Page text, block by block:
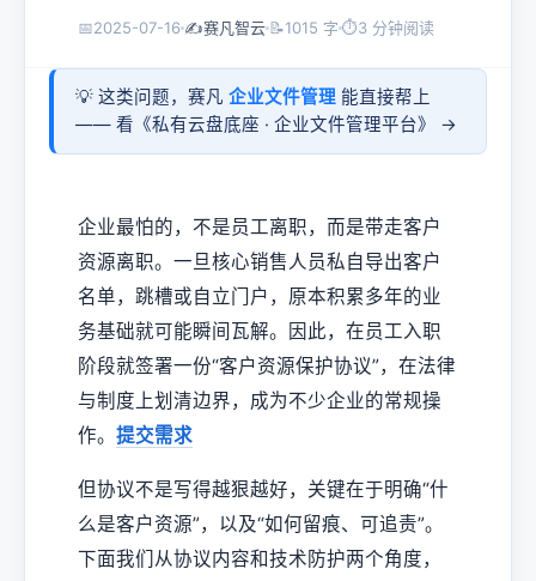
📅2025-07-16 ✍️赛凡智云 📝1015 字 ⏱3 分钟阅读
💡 这类问题，赛凡 企业文件管理 能直接帮上
—— 看《私有云盘底座 · 企业文件管理平台》 →
企业最怕的，不是员工离职，而是带走客户
资源离职。一旦核心销售人员私自导出客户
名单，跳槽或自立门户，原本积累多年的业
务基础就可能瞬间瓦解。因此，在员工入职
阶段就签署一份“客户资源保护协议”，在法律
与制度上划清边界，成为不少企业的常规操
作。 提交需求
但协议不是写得越狠越好，关键在于明确“什
么是客户资源”，以及“如何留痕、可追责”。
下面我们从协议内容和技术防护两个角度，